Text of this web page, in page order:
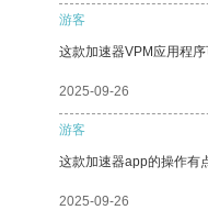
游客
这款加速器VPM应用程
2025-09-26
游客
这款加速器app的操作有
2025-09-26